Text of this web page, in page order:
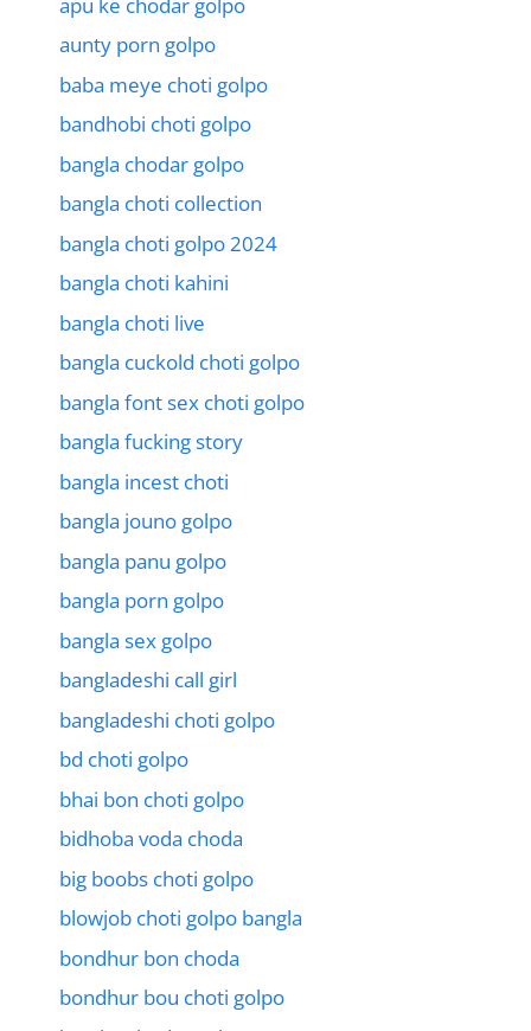
aunty porn golpo
baba meye choti golpo
bandhobi choti golpo
bangla chodar golpo
bangla choti collection
bangla choti golpo 2024
bangla choti kahini
bangla choti live
bangla cuckold choti golpo
bangla font sex choti golpo
bangla fucking story
bangla incest choti
bangla jouno golpo
bangla panu golpo
bangla porn golpo
bangla sex golpo
bangladeshi call girl
bangladeshi choti golpo
bd choti golpo
bhai bon choti golpo
bidhoba voda choda
big boobs choti golpo
blowjob choti golpo bangla
bondhur bon choda
bondhur bou choti golpo